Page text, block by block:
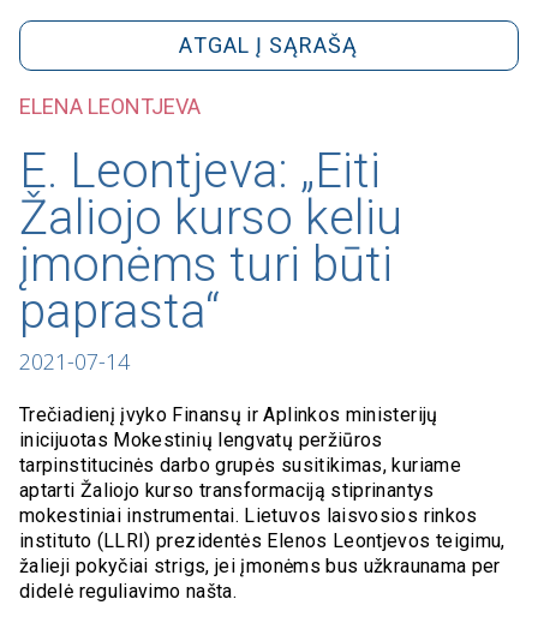
ATGAL Į SĄRAŠĄ
ELENA LEONTJEVA
E. Leontjeva: „Eiti
Žaliojo kurso keliu
įmonėms turi būti
paprasta“
2021-07-14
Trečiadienį įvyko Finansų ir Aplinkos ministerijų
inicijuotas Mokestinių lengvatų peržiūros
tarpinstitucinės darbo grupės susitikimas, kuriame
aptarti Žaliojo kurso transformaciją stiprinantys
mokestiniai instrumentai. Lietuvos laisvosios rinkos
instituto (LLRI) prezidentės Elenos Leontjevos teigimu,
žalieji pokyčiai strigs, jei įmonėms bus užkraunama per
didelė reguliavimo našta.